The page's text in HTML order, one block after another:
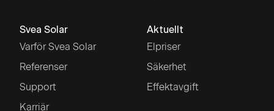
Svea Solar
Varför Svea Solar
Referenser
Support
Karriär
Aktuellt
Elpriser
Säkerhet
Effektavgift